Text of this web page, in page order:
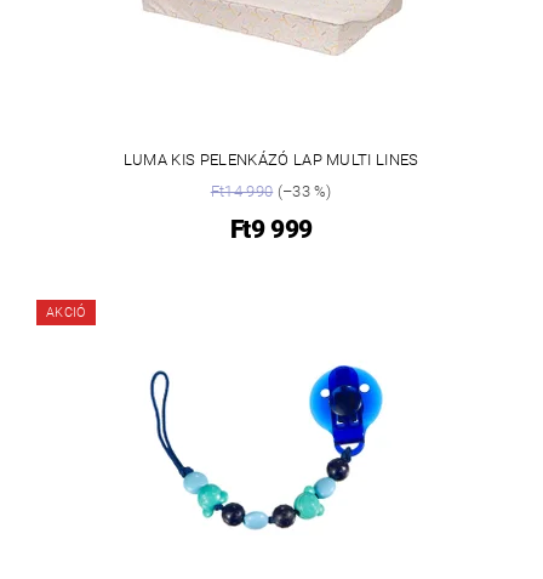
LUMA KIS PELENKÁZÓ LAP MULTI LINES
Ft14 990(–33 %)
Ft9 999
AKCIÓ